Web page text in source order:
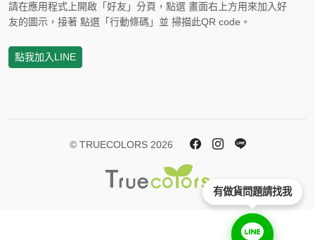
請在應用程式上開啟「好友」分頁，點選 畫面右上方用來加入好
友的圖示，接著 點選「行動條碼」並 掃描此QR code。
點我加入LINE
© TRUECOLORS 2026
有做貨問題請找我